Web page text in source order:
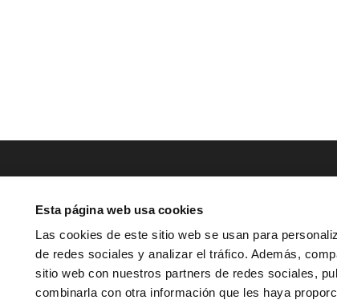
Esta página web usa cookies
Las cookies de este sitio web se usan para
de redes sociales y analizar el tráfico. Además,
sitio web con nuestros partners de redes sociales,
combinarla con otra información que les haya
Nº37, 1ºB,
Tudela, Navarra
CONTACTO
 Tel.: (+34) 900 800 806

HOLA@GRUPO-